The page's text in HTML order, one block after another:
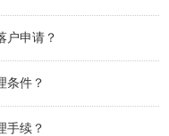
户申请？
条件？
手续？